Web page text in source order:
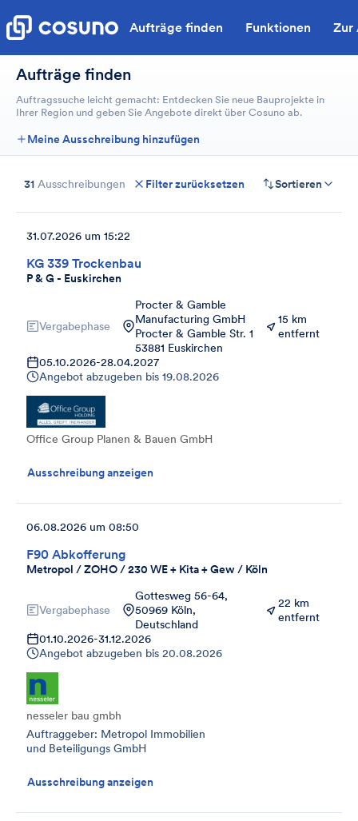
Aufträge finden Funktionen Zur
Aufträge finden
Auftragssuche leicht gemacht: Entdecken Sie neue Bauprojekte in
Ihrer Region und geben Sie Angebote direkt über Cosuno ab.
Meine Ausschreibung hinzufügen
31 Ausschreibungen Filter zurücksetzen Sortieren
KG 339 Trockenbau
P & G - Euskirchen
31.07.2026 um 15:22
Vergabephase
Procter & Gamble
Manufacturing GmbH
Procter & Gamble Str. 1
53881 Euskirchen
15 km
entfernt
05.10.2026-28.04.2027
Angebot abzugeben bis 19.08.2026
Office Group Planen & Bauen GmbH
Ausschreibung anzeigen
F90 Abkofferung
Metropol / ZOHO / 230 WE + Kita + Gew / Köln
06.08.2026 um 08:50
Vergabephase
Gottesweg 56-64,
50969 Köln,
Deutschland
22 km
entfernt
01.10.2026-31.12.2026
Angebot abzugeben bis 20.08.2026
nesseler bau gmbh
Auftraggeber: Metropol Immobilien
und Beteiligungs GmbH
Ausschreibung anzeigen